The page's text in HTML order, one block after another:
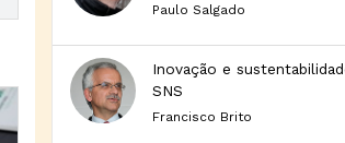
Paulo Salgado
Inovação e
SNS
Francisco Brito